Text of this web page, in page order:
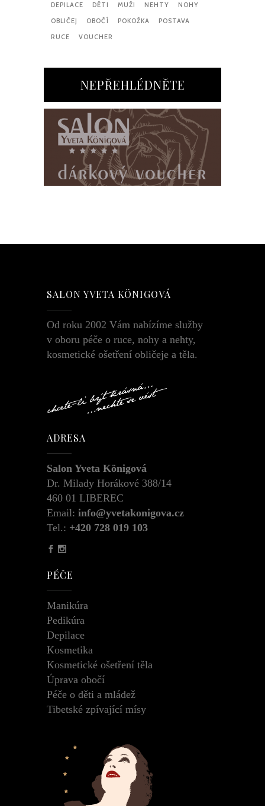
DEPILACE DĚTI MUŽI NEHTY
NOHY
OBLIČEJ
OBOČÍ POKOŽKA
POSTAVA
RUCE
VOUCHER
NEPŘEHLÉDNĚTE
SALON YVETA KÖNIGOVÁ
Od roku 2002 Vám nabízíme služby
v oboru péče o ruce, nohy a nehty,
kosmetické ošetření obličeje a těla.
ADRESA
Salon Yveta Königová
Dr. Milady Horákové 388/14
460 01 LIBEREC
Email: info@yvetakonigova.cz
Tel.: +420 728 019 103
PÉČE
Manikúra
Pedikúra
Depilace
Kosmetika
Kosmetické ošetření těla
Úprava obočí
Péče o děti a mládež
Tibetské zpívající mísy